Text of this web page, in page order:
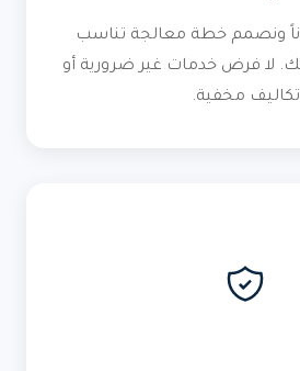
ونصمم خطة معالجة تناسب
لا فرض خدمات غير ضرورية أو
تكاليف مخفية.